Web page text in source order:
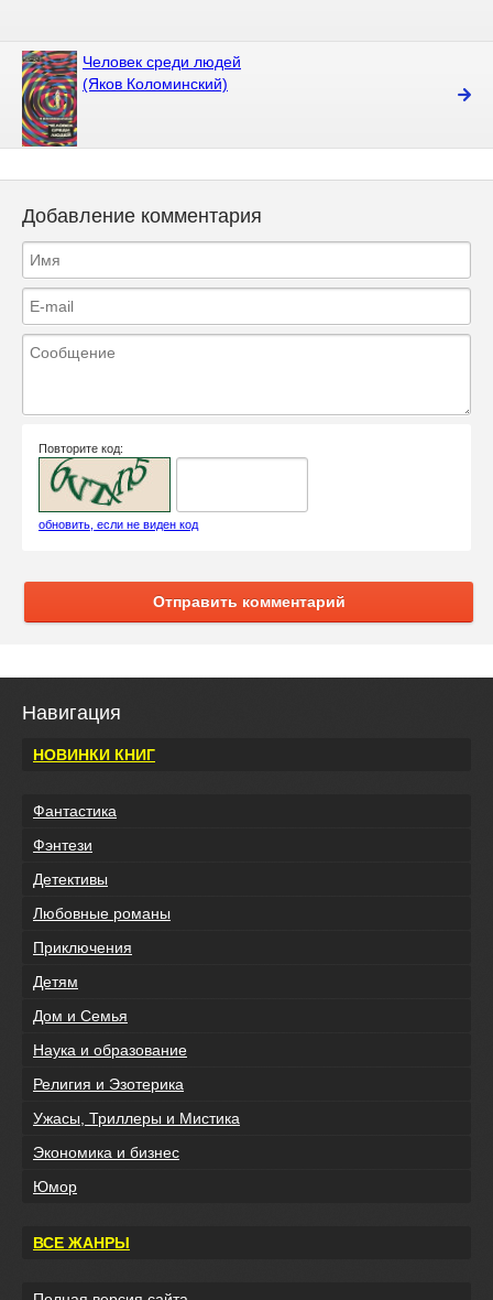
Человек среди людей
(Яков Коломинский)
Добавление комментария
Повторите код:
обновить, если не виден код
Отправить комментарий
Навигация
НОВИНКИ КНИГ
Фантастика
Фэнтези
Детективы
Любовные романы
Приключения
Детям
Дом и Семья
Наука и образование
Религия и Эзотерика
Ужасы, Триллеры и Мистика
Экономика и бизнес
Юмор
ВСЕ ЖАНРЫ